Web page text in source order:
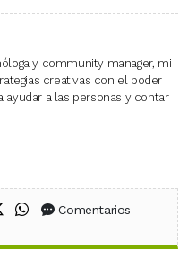
y community manager, mi
creativas con el poder
ayudar a las personas y contar
en Facebook
Compartir en X (Twitter)
Compartir en WhatsApp
Comentarios